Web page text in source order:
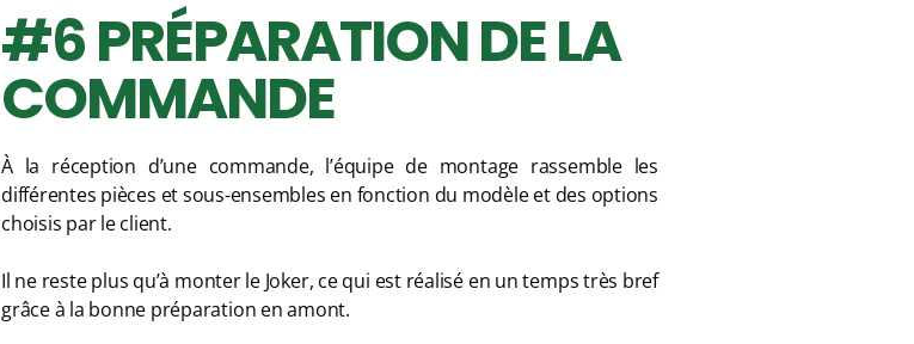
#6 PRÉPARATION DE LA
COMMANDE
À la réception d’une commande, l’équipe de montage rassemble les
différentes pièces et sous-ensembles en fonction du modèle et des options
choisis par le client.
Il ne reste plus qu’à monter le Joker, ce qui est réalisé en un temps très bref
grâce à la bonne préparation en amont.